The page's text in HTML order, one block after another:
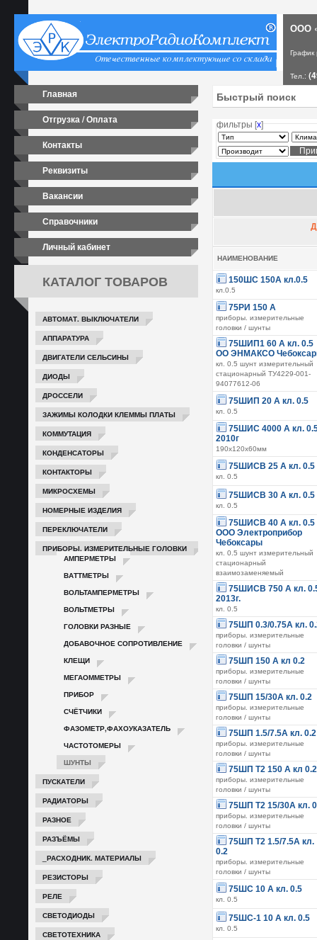
ООО
Тел.:
Главная
Отгрузка / Оплата
Контакты
Реквизиты
Вакансии
Справочники
Личный кабинет
КАТАЛОГ ТОВАРОВ
АВТОМАТ. ВЫКЛЮЧАТЕЛИ
АППАРАТУРА
ДВИГАТЕЛИ СЕЛЬСИНЫ
ДИОДЫ
ДРОССЕЛИ
ЗАЖИМЫ КОЛОДКИ КЛЕММЫ ПЛАТЫ
КОММУТАЦИЯ
КОНДЕНСАТОРЫ
КОНТАКТОРЫ
МИКРОСХЕМЫ
НОМЕРНЫЕ ИЗДЕЛИЯ
ПЕРЕКЛЮЧАТЕЛИ
ПРИБОРЫ. ИЗМЕРИТЕЛЬНЫЕ ГОЛОВКИ
АМПЕРМЕТРЫ
ВАТТМЕТРЫ
ВОЛЬТАМПЕРМЕТРЫ
ВОЛЬТМЕТРЫ
ГОЛОВКИ РАЗНЫЕ
ДОБАВОЧНОЕ СОПРОТИВЛЕНИЕ
КЛЕЩИ
МЕГАОММЕТРЫ
ПРИБОР
СЧЁТЧИКИ
ФАЗОМЕТР,ФАХОУКАЗАТЕЛЬ
ЧАСТОТОМЕРЫ
ШУНТЫ
ПУСКАТЕЛИ
РАДИАТОРЫ
РАЗНОЕ
РАЗЪЁМЫ
_РАСХОДНИК. МАТЕРИАЛЫ
РЕЗИСТОРЫ
РЕЛЕ
СВЕТОДИОДЫ
СВЕТОТЕХНИКА
фильтры [х]
НАИМЕНОВАНИЕ
150ШС 150А кл.0.5
кл.0.5
75РИ 150 А
приборы. измерительные
головки / шунты
75ШИП1 60 А кл. 0.5
ОО ЭНМАКСО
кл. 0.5 шунт измерительный
стационарный ТУ4229-001-
94077612-06
75ШИП 20 А кл. 0.5
кл. 0.5
75ШИС 4000 А кл.
2010г
190х120х60мм
75ШИСВ 25 А кл. 0.5
кл. 0.5
75ШИСВ 30 А кл. 0.5
кл. 0.5
75ШИСВ 40 А кл. 0.5
ООО Электроприбор
Чебоксары
кл. 0.5 шунт измерительный
стационарный
взаимозаменяемый
75ШИСВ 750 А кл.
2013г.
кл. 0.5
75ШП 0.3/0.75А кл.
приборы. измерительные
головки / шунты
75ШП 150 А кл 0.2
приборы. измерительные
головки / шунты
75ШП 15/30А кл. 0.2
приборы. измерительные
головки / шунты
75ШП 1.5/7.5А кл. 0.2
приборы. измерительные
головки / шунты
75ШП Т2 150 А кл 0.2
приборы. измерительные
головки / шунты
75ШП Т2 15/30А кл.
приборы. измерительные
головки / шунты
75ШП Т2 1.5/7.5А кл.
0.2
приборы. измерительные
головки / шунты
75ШС 10 А кл. 0.5
кл. 0.5
75ШС-1 10 А кл. 0.5
кл. 0.5